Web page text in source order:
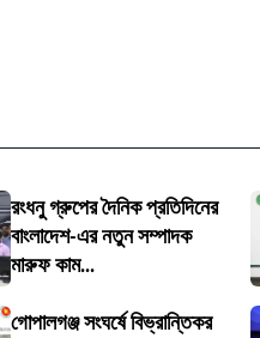
রংধনু গ্রুপের দৈনিক প্রতিদিনের
বাংলাদেশ-এর নতুন সম্পাদক
মারুফ কাম...
গোপালগঞ্জ সংঘর্ষে বিভ্রান্তিকর